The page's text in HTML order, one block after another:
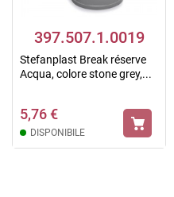
397.507.1.0019
Stefanplast Break réserve
Acqua, colore stone grey,...
5,76 €
DISPONIBILE